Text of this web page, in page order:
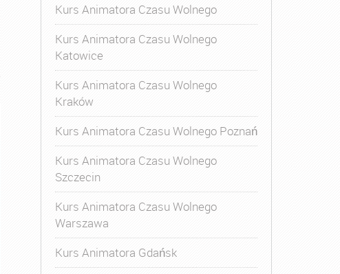
Kurs Animatora Czasu Wolnego,Kurs Animatora Czasu
Kurs Animatora Czasu Wolnego
Kurs Animatora Czasu Wolnego
Katowice
Kurs Animatora Czasu Wolnego
Kraków
Kurs Animatora Czasu Wolnego Poznań
Kurs Animatora Czasu Wolnego
Szczecin
Kurs Animatora Czasu Wolnego
Warszawa
Kurs Animatora Gdańsk